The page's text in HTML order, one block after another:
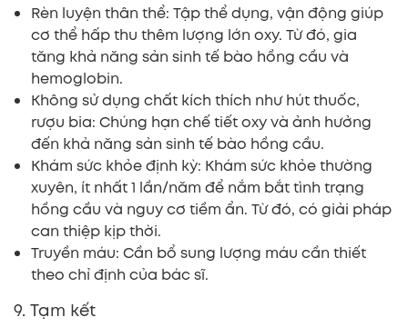
Rèn luyện thân thể: Tập thể dụng, vận động giúp
cơ thể hấp thu thêm lượng lớn oxy. Từ đó, gia
tăng khả năng sản sinh tế bào hồng cầu và
hemoglobin.
Không sử dụng chất kích thích như hút thuốc,
rượu bia: Chúng hạn chế tiết oxy và ảnh hưởng
đến khả năng sản sinh tế bào hồng cầu.
Khám sức khỏe định kỳ: Khám sức khỏe thường
xuyên, ít nhất 1 lần/năm để nắm bắt tình trạng
hồng cầu và nguy cơ tiềm ẩn. Từ đó, có giải pháp
can thiệp kịp thời.
Truyền máu: Cần bổ sung lượng máu cần thiết
theo chỉ định của bác sĩ.
9. Tạm kết